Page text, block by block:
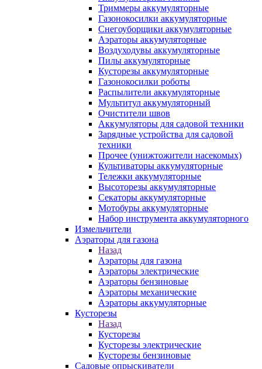
Триммеры аккумуляторные
Газонокосилки аккумуляторные
Снегоуборщики аккумуляторные
Аэраторы аккумуляторные
Воздуходувы аккумуляторные
Пилы аккумуляторные
Кусторезы аккумуляторные
Газонокосилки роботы
Распылители аккумуляторные
Мультитул аккумуляторный
Очистители швов
Аккумуляторы для садовой техники
Зарядные устройства для садовой
техники
Прочее (унижтожители насекомых)
Культиваторы аккумуляторные
Тележки аккумуляторные
Высоторезы аккумуляторные
Секаторы аккумуляторные
Мотобуры аккумуляторные
Набор инструмента аккумуляторного
Измельчители
Аэраторы для газона
Назад
Аэраторы для газона
Аэраторы электрические
Аэраторы бензиновые
Аэраторы механические
Аэраторы аккумуляторные
Кусторезы
Назад
Кусторезы
Кусторезы электрические
Кусторезы бензиновые
Садовые опрыскиватели